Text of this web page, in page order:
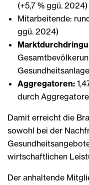
(+5,7 % ggü. 2024)
Mitarbeitende:
ggü. 2024)
Aggregatoren:
durch
Damit erreicht die
sowohl bei der
wirtschaftlichen
Der anhaltende